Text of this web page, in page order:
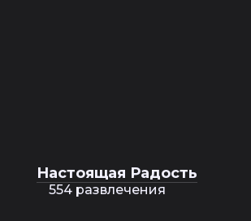
Настоящая Радость
554 развлечения